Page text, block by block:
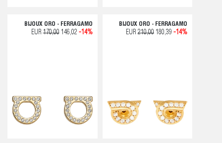
BIJOUX ORO - FERRAGAMO
EUR170,00146,02 -14%
BIJOUX ORO - FERRAGAMO
EUR 210,00 180,39 -14%